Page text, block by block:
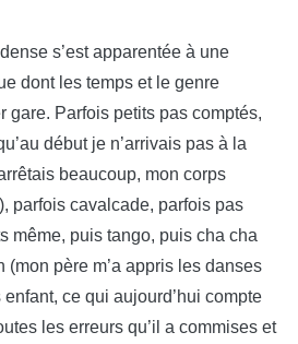
s’est apparentée à une
dont les temps et le genre
gare. Parfois petits pas comptés,
début je n’arrivais pas à la
beaucoup, mon corps
parfois cavalcade, parfois pas
même, puis tango, puis cha cha
(mon père m’a appris les danses
ce qui aujourd’hui compte
les erreurs qu’il a commises et